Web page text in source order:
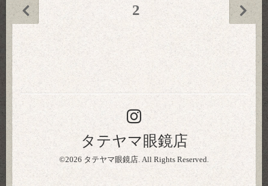
2
タテヤマ眼鏡店
©2026 タテヤマ眼鏡店. All Rights Reserved.